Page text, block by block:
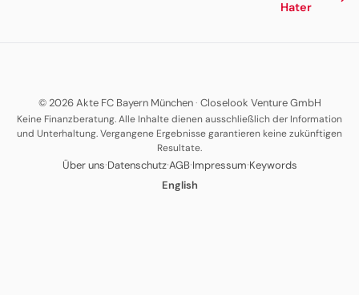
Hater
© 2026 Akte FC Bayern München· Closelook Venture GmbH
Keine Finanzberatung. Alle Inhalte dienen ausschließlich der Information
und Unterhaltung. Vergangene Ergebnisse garantieren keine zukünftigen
Resultate.
Über uns·Datenschutz·AGB·Impressum·Keywords
English